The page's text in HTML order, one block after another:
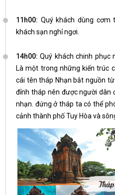
11h00: Quý khách dùng cơm
khách sạn nghỉ ngơi.
14h00: Quý khách chinh phục
Là một trong những kiến trúc
cái tên tháp Nhạn bắt nguồn
đỉnh tháp nên được người dân
nhạn. đứng ở tháp ta có thể
cảnh thành phố Tuy Hòa và